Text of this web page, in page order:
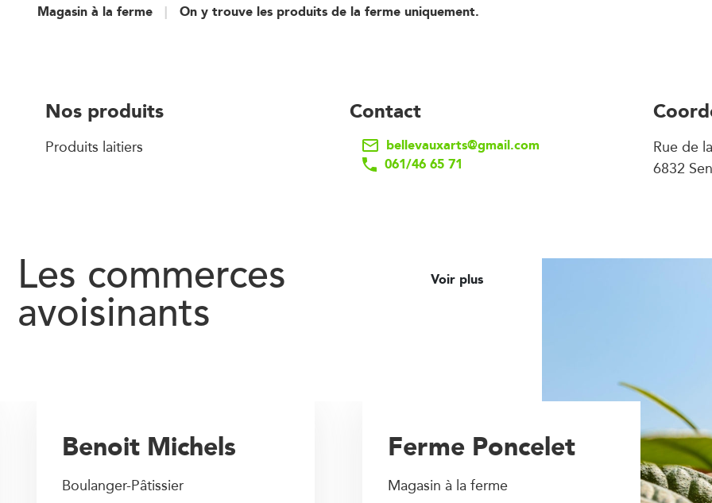
Magasin à la ferme On y trouve les produits de la ferme uniquement.
Nos produits
Produits laitiers
Contact
bellevauxarts@gmail.com
061/46 65 71
Rue de
6832
Les commerces
avoisinants
Voir plus
Ferme Poncelet
Magasin à la ferme
Benoit Michels
Boulanger-Pâtissier